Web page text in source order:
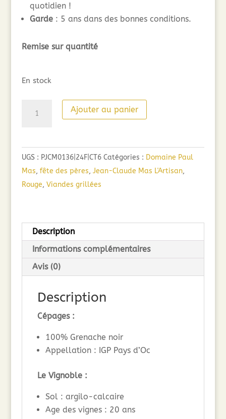
quotidien !
Garde: 5 ans dans des bonnes conditions.
Remise sur quantité
En stock
le
grenache
noir
(75cl)
Ajouter au panier
UGS : PJCM0136|24F|CT6 Catégories : Domaine Paul
Mas, fête des pères, Jean-Claude Mas L'Artisan,
Rouge, Viandes grillées
Description
Informations complémentaires
Avis (0)
Description
Cépages :
100% Grenache noir
Appellation : IGP Pays d’Oc
Le Vignoble :
Sol : argilo-calcaire
Age des vignes : 20 ans